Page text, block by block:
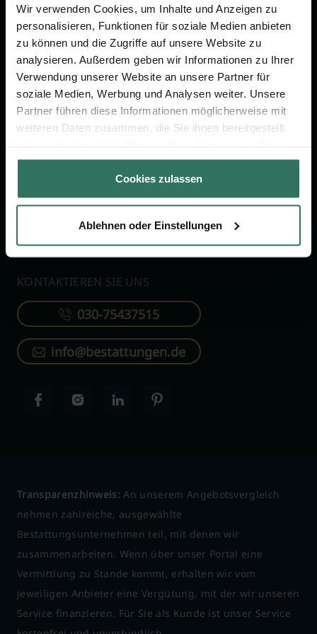
Wir verwenden Cookies, um Inhalte und Anzeigen zu
personalisieren, Funktionen für soziale Medien anbieten
zu können und die Zugriffe auf unsere Website zu
analysieren. Außerdem geben wir Informationen zu Ihrer
Verwendung unserer Website an unsere Partner für
soziale Medien, Werbung und Analysen weiter. Unsere
Partner führen diese Informationen möglicherweise mit
weiteren Daten zusammen, die Sie ihnen bereitgestellt
gesammelt haben.
Cookies zulassen
Ablehnen oder Einstellungen
Jetzt beraten lassen
FÜR SIE
Vergleich
Ratgeber
FÜR BESTATTER
Online-Portal
Kostenlos registrieren
KONTAKTIEREN SIE UNS
030-75437515
info@bestattungen.de
Transparenzhinweis: An unserem Angebotsvergleich
nehmen zahlreiche, ausgewählte
Bestattungsunternehmen teil, mit denen wir
zusammenarbeiten. Wenn über unser Portal eine
Vermittlung zu Stande kommt, erhalten wir vom
jeweiligen Anbieter eine Vergütung, mit der wir unseren
Service finanzieren. Für Sie als Kunde ist unser Service